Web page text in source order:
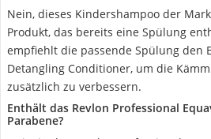
Nein, dieses Kindershampoo der
Produkt, das bereits eine Spülung
empfiehlt die passende Spülung den
Detangling Conditioner, um die
zusätzlich zu verbessern.
Enthält das Revlon Professional
Parabene?